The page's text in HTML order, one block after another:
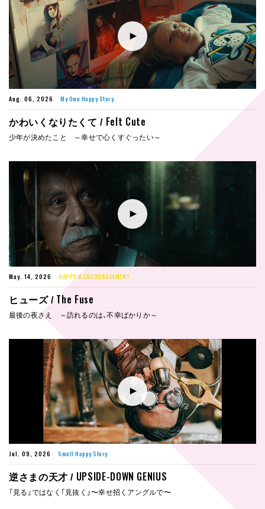
Aug. 06, 2026 My Own Happy Story
かわいくなりたくて / Felt Cute
少年が決めたこと ～幸せで心くすぐったい～
May. 14, 2026 HAPPY & ENCOURAGEMENT
ヒューズ / The Fuse
最後の夜さえ ～訪れるのは、不幸ばかりか～
Jul. 09, 2026 Small Happy Story
逆さまの天才 / UPSIDE-DOWN GENIUS
「見る」ではなく「見抜く」〜幸せ招くアングルで〜